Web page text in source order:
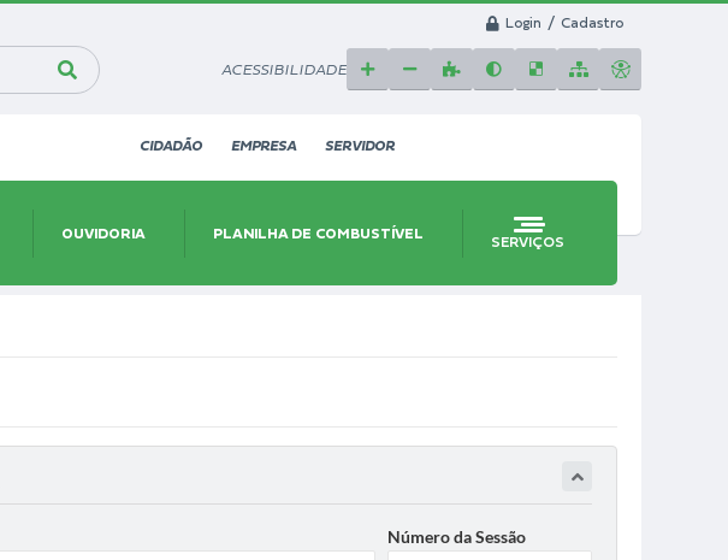
Login / Cadastro
ACESSIBILIDADE
CIDADÃO EMPRESA SERVIDOR
OUVIDORIA PLANILHA DE COMBUSTÍVEL
SERVIÇOS
Número da Sessão